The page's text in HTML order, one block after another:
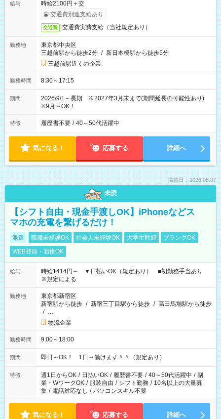
給与
時給2100円＋交
交通費別途支給あり
交通費 交通費実費支給（当社規定あり）
勤務地
東京都中央区
三越前駅から徒歩2分 / 新日本橋駅から徒歩5分
三越前駅近くの企業
勤務時間 8:30～17:15
期間
2026/9/1～長期 ※2027年3月末まで(期間延長の可能性あり)
※9月～OK！
特徴 履歴書不要 / 40～50代活躍中
気になる！ 応募する 詳細へ
掲載日：2026.08.07
未読
【シフト自由・現金手渡しOK】iPhoneなどス
マホの充電を繋げるだけ！
派遣 職種未経験OK 社会人未経験OK 大学生歓迎
ブランクOK
WEB登録・面接OK
給与
時給1414円～ ▼日払いOK（規定あり） ■初勤務手当あり
※規定による
勤務地
東京都新宿区
新宿駅から徒歩 / 新宿三丁目駅から徒歩 / 高田馬場駅から徒歩
/ …
物流企業
勤務時間 9:00～18:00
期間 即日～OK！ 1日～働けます＾＾（規定あり）
特徴 週1日からOK / 日払いOK / 履歴書不要 / 40～50代活躍中 / 副
業・WワークOK / 服装自由 / シフト勤務 / 10名以上の大量募
集 / 電話対応なし / パソコンスキル不要
気になる！ 応募する 詳細へ